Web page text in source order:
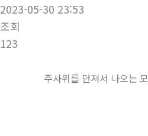
2023-05-30 23:53
조회
123
주사위를 던져서 나오는